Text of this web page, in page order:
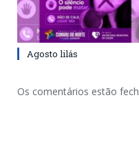
Agosto lilás
Os comentários estão